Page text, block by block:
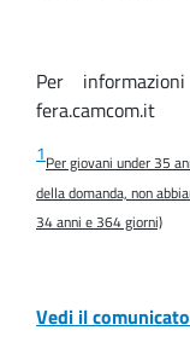
Per informazioni
fera.camcom.it
1Per giovani under 35
della domanda, non
34 anni e 364 giorni)
Vedi il